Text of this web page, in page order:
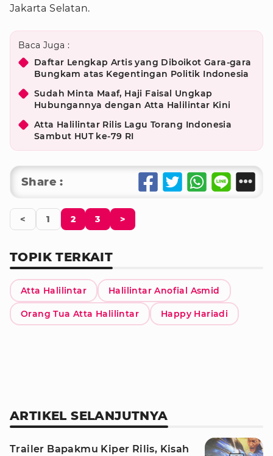
Jakarta Selatan.
Baca Juga :
Daftar Lengkap Artis yang Diboikot Gara-gara
Bungkam atas Kegentingan Politik Indonesia
Sudah Minta Maaf, Haji Faisal Ungkap
Hubungannya dengan Atta Halilintar Kini
Atta Halilintar Rilis Lagu Torang Indonesia
Sambut HUT ke-79 RI
Share :
< 1 2 3 >
TOPIK TERKAIT
Atta Halilintar Halilintar Anofial Asmid
Orang Tua Atta Halilintar Happy Hariadi
ARTIKEL SELANJUTNYA
Trailer Bapakmu Kiper Rilis, Kisah